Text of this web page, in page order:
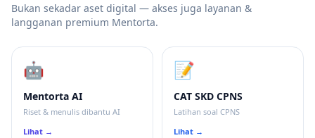
Bukan sekadar aset digital — akses juga layanan &
langganan premium Mentorta.
🤖
Mentorta AI
Riset & menulis dibantu AI
Lihat →
📝
CAT SKD CPNS
Latihan soal CPNS
Lihat →